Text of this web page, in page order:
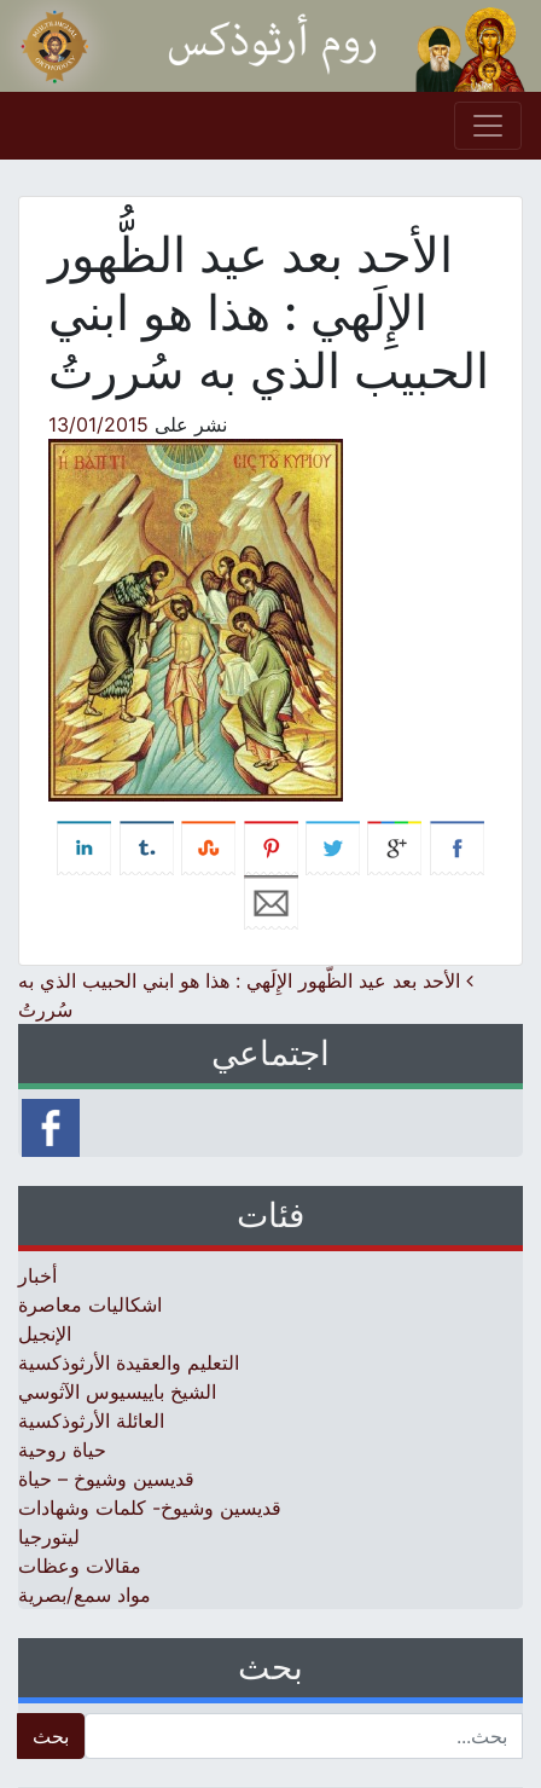
Skip to content
Main Navigation
الأحد بعد عيد الظُّهور
الإِلَهي : هذا هو ابني
الحبيب الذي به سُررتُ
نشر على13/01/2015
Post navigation
الأحد بعد عيد الظُّهور الإِلَهي : هذا هو ابني الحبيب الذي به
سُررتُ
اجتماعي
فئات
أخبار
اشكاليات معاصرة
الإنجيل
التعليم والعقيدة الأرثوذكسية
الشيخ باييسيوس الآثوسي
العائلة الأرثوذكسية
حياة روحية
قديسين وشيوخ – حياة
قديسين وشيوخ- كلمات وشهادات
ليتورجيا
مقالات وعظات
مواد سمع/بصرية
بحث